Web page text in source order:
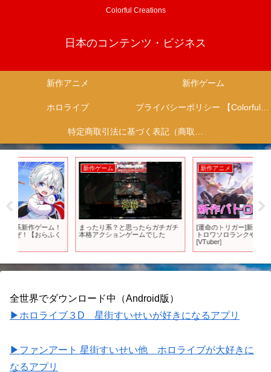
Colorful Creations
日本のコンテンツ・ビジネス
新作アニメ 新作ゲーム
ホロライブ プライバシーポリシー 【Colorful Creation】
特定商取引法に基づく表記（商取引に関する開示）
新作ゲーム
まったり系？と思ったらガチガチ
本格アクションゲームでした
新作アニメ
[運命のトリガー]新作アニメ調バ
トロワソロランクやってみた！！
全世界でダウンロード中（Android版）
▶ホロライブ３D 星街すいせいが好きになるアプリ
▶ファンアート 星街すいせい他 ホロライブが大好きに
なるアプリ